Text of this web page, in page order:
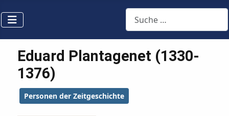
Suchen
Eduard Plantagenet (1330-
1376)
Personen der Zeitgeschichte